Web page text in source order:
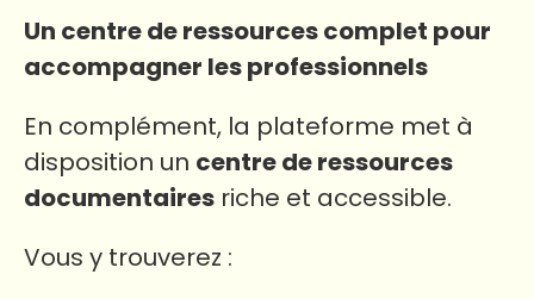
Un centre de ressources complet pour
accompagner les professionnels
En complément, la plateforme met à
disposition un centre de ressources
documentaires riche et accessible.
Vous y trouverez :